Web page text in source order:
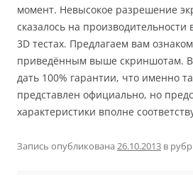
момент. Невысокое разрешение
сказалось на производительности
3D тестах. Предлагаем вам
приведённым выше скриншотам.
дать 100% гарантии, что именно
представлен официально, но
характеристики вполне
Запись опубликована 26.10.2013 в